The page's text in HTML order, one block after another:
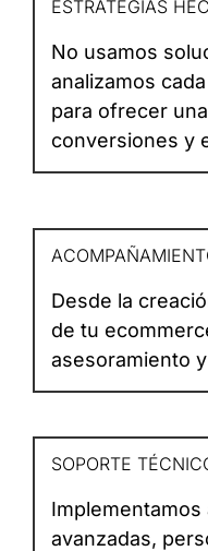
ESTRATEGIAS
No usamos
analizamos
para ofrecer
conversiones y
Desde la
de tu
asesoramiento
SOPORTE
avanzadas,